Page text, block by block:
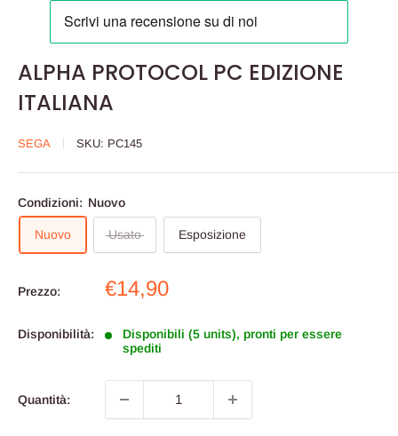
ALPHA PROTOCOL PC EDIZIONE
ITALIANA
SEGA SKU: PC145
Condizioni: Nuovo
Nuovo Usato Esposizione
Prezzo:
Prezzo
€14,90
Disponibilità:
Disponibili (5 units), pronti per essere
spediti
Quantità: